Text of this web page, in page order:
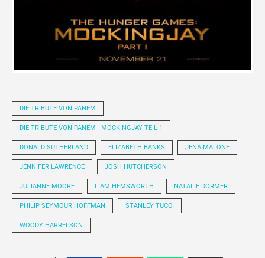
DIE TRIBUTE VON PANEM
DIE TRIBUTE VON PANEM - MOCKINGJAY TEIL 1
DONALD SUTHERLAND ELIZABETH BANKS JENA MALONE
JENNIFER LAWRENCE JOSH HUTCHERSON
JULIANNE MOORE LIAM HEMSWORTH NATALIE DORMER
PHILIP SEYMOUR HOFFMAN STANLEY TUCCI
WOODY HARRELSON